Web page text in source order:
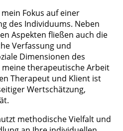
Fokus auf einer
des Individuums. Neben
Aspekten fließen auch die
Verfassung und
Dimensionen des
therapeutische Arbeit
Therapeut und Klient ist
Wertschätzung,
methodische Vielfalt und